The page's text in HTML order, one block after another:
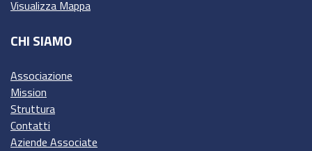
Visualizza Mappa
CHI SIAMO
Associazione
Mission
Struttura
Contatti
Aziende Associate